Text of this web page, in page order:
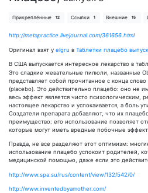
Прикреплённые 12 Ссылки 1 Внешние 15
http://metapractice.livejournal.com/361656.html
Оригинал взят у elgru в Таблетки плацебо
В США выпускается интересное лекарство в
Это сладкие жевательные пилюли, названные
представляет собой прочитанное с конца
(placebo). Это действительно плацебо: оно не
весь эффект является чисто психологическим,
настоящее лекарство и успокаивается, а боль
Создатели препарата добавляют, что их
преимущество: его использование позволяет
которые могут иметь вредные побочные
Правда, не все разделяют этот оптимизм:
использование плацебо успокоит родителей,
медицинской помощью, даже если это
http://www.spa.su/rus/content/view/132/542/0/
http://www.inventedbyamother.com/